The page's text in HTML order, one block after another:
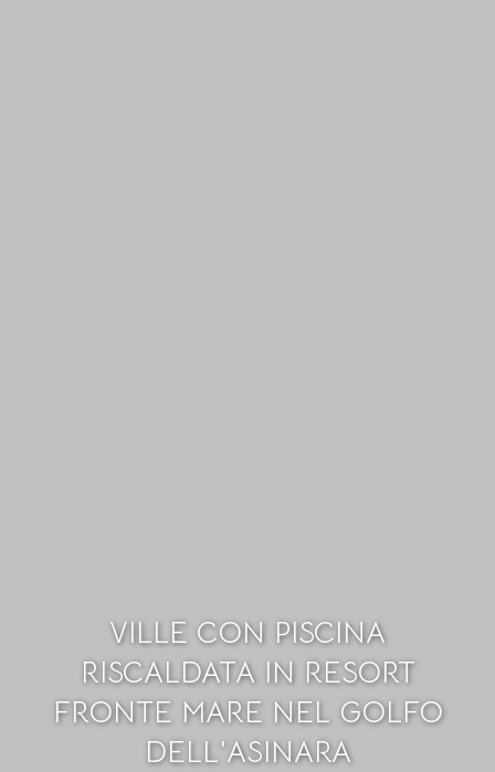
VILLE CON PISCINA
RISCALDATA IN RESORT
FRONTE MARE NEL GOLFO
DELL'ASINARA